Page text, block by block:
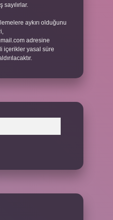
aykırı olduğunu
adresine
içerikler yasal süre